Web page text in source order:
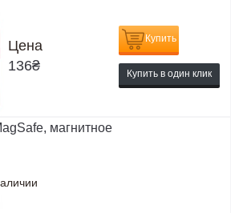
Цена
136₴
Купить
Купить в один клик
магнитное